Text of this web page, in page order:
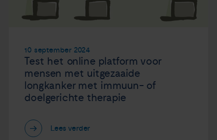
10 september 2024
Test het online platform voor
mensen met uitgezaaide
longkanker met immuun- of
doelgerichte therapie
Lees verder